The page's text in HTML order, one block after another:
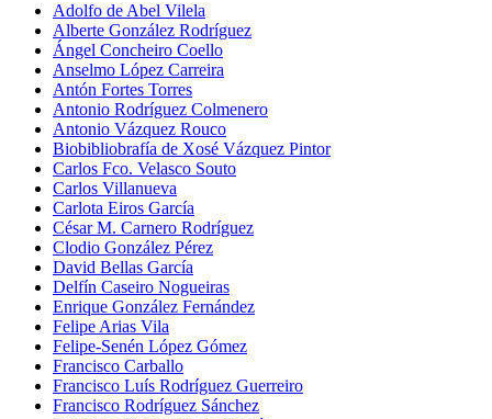
Adolfo de Abel Vilela
Alberte González Rodríguez
Ángel Concheiro Coello
Anselmo López Carreira
Antón Fortes Torres
Antonio Rodríguez Colmenero
Antonio Vázquez Rouco
Biobibliobrafía de Xosé Vázquez Pintor
Carlos Fco. Velasco Souto
Carlos Villanueva
Carlota Eiros García
César M. Carnero Rodríguez
Clodio González Pérez
David Bellas García
Delfín Caseiro Nogueiras
Enrique González Fernández
Felipe Arias Vila
Felipe-Senén López Gómez
Francisco Carballo
Francisco Luís Rodríguez Guerreiro
Francisco Rodríguez Sánchez